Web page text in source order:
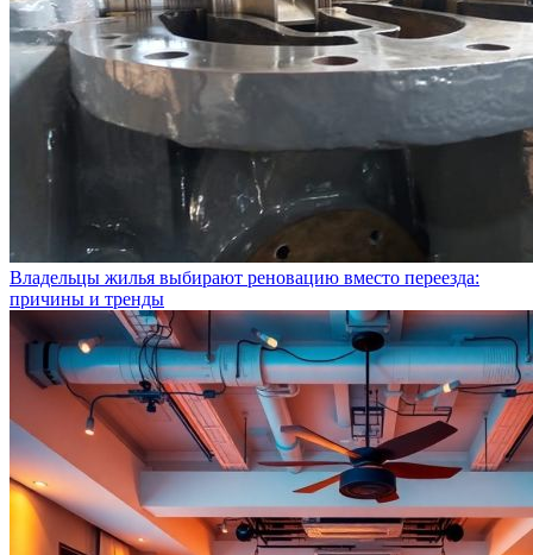
Владельцы жилья выбирают реновацию вместо переезда:
причины и тренды